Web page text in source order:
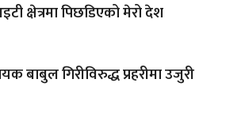
क्षेत्रमा पिछडिएको मेरो देश
बाबुल गिरीविरुद्ध प्रहरीमा उजुरी